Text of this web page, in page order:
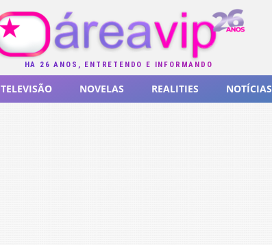
HÁ 26 ANOS, ENTRETENDO E INFORMANDO
TELEVISÃO NOVELAS REALITIES NOTÍCIAS